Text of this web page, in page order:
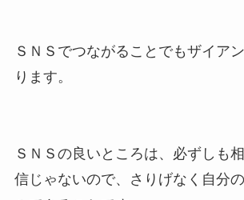
ＳＮＳでつながることでもザイア
ります。
ＳＮＳの良いところは、必ずしも
信じゃないので、さりげなく自分